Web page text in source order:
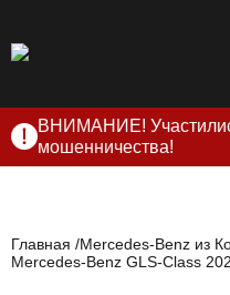
ВНИМАНИЕ!
мошенничества!
нами по официальным
и на сайте
Главная
Mercedes-Benz из
Mercedes-Benz GLS-Class